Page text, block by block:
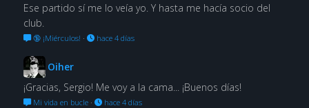
Ese partido sí me lo veía yo. Y hasta me hacía socio del
club.
🔞 ¡Miérculos! · hace 4 días
Oiher
¡Gracias, Sergio! Me voy a la cama... ¡Buenos días!
Mi vida en bucle· hace 4 días